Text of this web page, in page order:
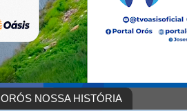
ORÓS NOSSA HISTÓRIA